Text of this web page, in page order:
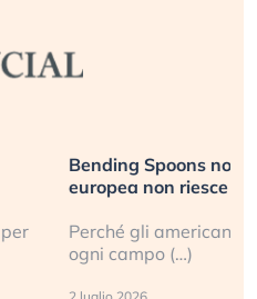
Perché la tecnologia
ci stanno superando in